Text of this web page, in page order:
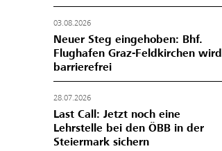
03.08.2026
Neuer Steg eingehoben: Bhf.
Flughafen Graz-Feldkirchen wird
barrierefrei
28.07.2026
Last Call: Jetzt noch eine
Lehrstelle bei den ÖBB in der
Steiermark sichern